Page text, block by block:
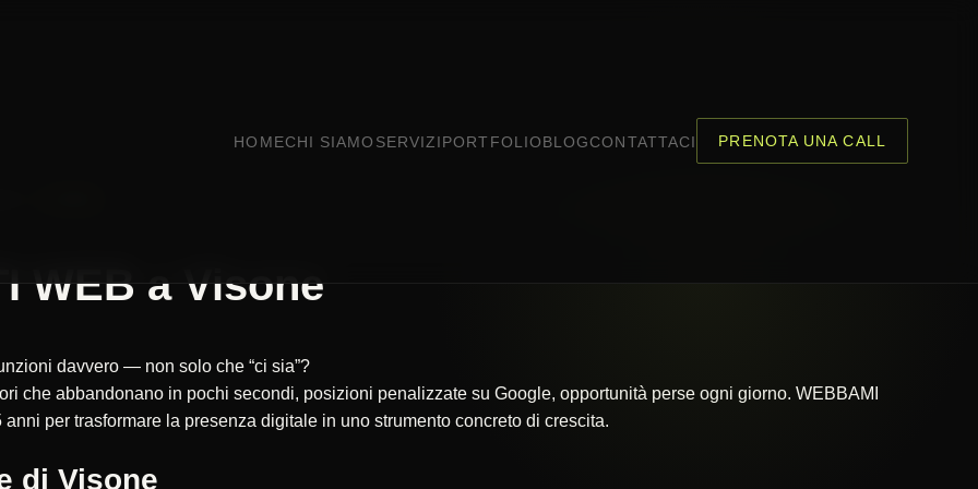
HOMECHI SIAMO SERVIZI PORTFOLIO BLOGCONTATTACI PRENOTA UNA CALL
WEB a Visone
davvero — non solo che “ci sia”?
che abbandonano in pochi secondi, posizioni penalizzate su Google, opportunità perse ogni giorno. WEBBAMI
per trasformare la presenza digitale in uno strumento concreto di crescita.
di Visone